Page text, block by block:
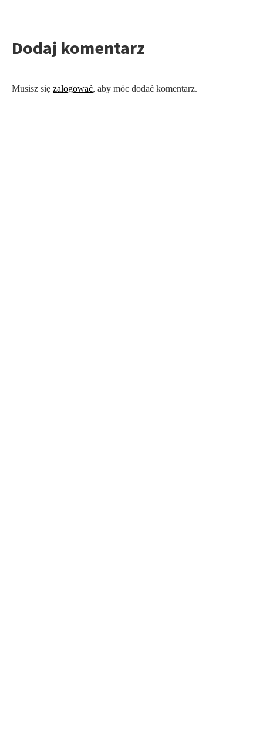
Dodaj komentarz
Musisz się zalogować, aby móc dodać komentarz.